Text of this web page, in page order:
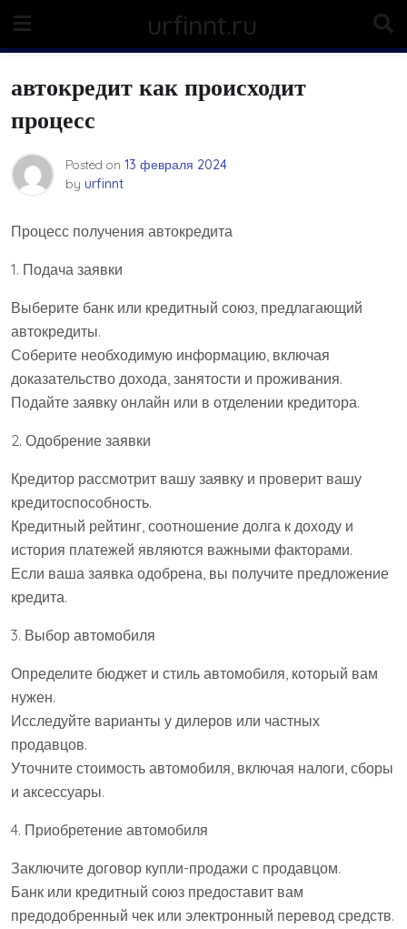
content
urfinnt.ru
автокредит как происходит
процесс
Posted on 13 февраля 2024
by urfinnt
Процесс получения автокредита
1. Подача заявки
Выберите банк или кредитный союз, предлагающий
автокредиты.
Соберите необходимую информацию, включая
доказательство дохода, занятости и проживания.
Подайте заявку онлайн или в отделении кредитора.
2. Одобрение заявки
Кредитор рассмотрит вашу заявку и проверит вашу
кредитоспособность.
Кредитный рейтинг, соотношение долга к доходу и
история платежей являются важными факторами.
Если ваша заявка одобрена, вы получите предложение
кредита.
3. Выбор автомобиля
Определите бюджет и стиль автомобиля, который вам
нужен.
Исследуйте варианты у дилеров или частных
продавцов.
Уточните стоимость автомобиля, включая налоги, сборы
и аксессуары.
4. Приобретение автомобиля
Заключите договор купли-продажи с продавцом.
Банк или кредитный союз предоставит вам
предодобренный чек или электронный перевод средств.